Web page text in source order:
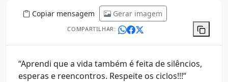
Copiar mensagem Gerar imagem
COMPARTILHAR:
“Aprendi que a vida também é feita de silêncios,
esperas e reencontros. Respeite os ciclos!!!”